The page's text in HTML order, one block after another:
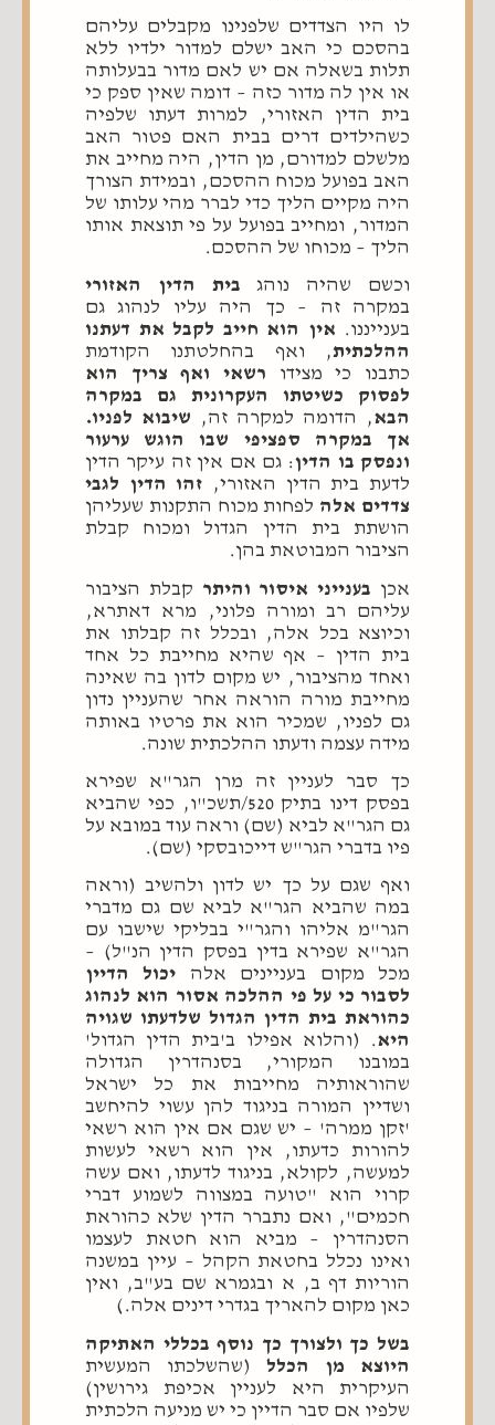
לו היו הצדדים שלפנינו מקבלים עליהם
בהסכם כי האב ישלם למדור ילדיו ללא
תלות בשאלה אם יש לאם מדור בבעלותה
או אין לה מדור כזה – דומה שאין ספק כי
בית הדין האזורי, למרות דעתו שלפיה
כשהילדים דרים בבית האם פטור האב
מלשלם למדורם, מן הדין, היה מחייב את
האב בפועל מכוח ההסכם, ובמידת הצורך
היה מקיים הליך כדי לברר מהי עלותו של
המדור, ומחייב בפועל על פי תוצאת אותו
הליך – מכוחו של ההסכם.
וכשם שהיה נוהג בית הדין האזורי
במקרה זה – כך היה עליו לנהוג גם
בענייננו. אין הוא חייב לקבל את דעתנו
ההלכתית, ואף בהחלטתנו הקודמת
כתבנו כי מצידו רשאי ואף צריך הוא
לפסוק כשיטתו העקרונית גם במקרה
הבא, הדומה למקרה זה, שיבוא לפניו.
אך במקרה ספציפי שבו הוגש ערעור
ונפסק בו הדין: גם אם אין זה עיקר הדין
לדעת בית הדין האזורי, זהו הדין לגבי
צדדים אלה לפחות מכוח התקנות שעליהן
הושתת בית הדין הגדול ומכוח קבלת
הציבור המבוטאת בהן.
אכן בענייני איסור והיתר קבלת הציבור
עליהם רב ומורה פלוני, מרא דאתרא,
וכיוצא בכל אלה, ובכלל זה קבלתו את
בית הדין – אף שהיא מחייבת כל אחד
ואחד מהציבור, יש מקום לדון בה שאינה
מחייבת מורה הוראה אחר שהעניין נדון
גם לפניו, שמכיר הוא את פרטיו באותה
מידה עצמה ודעתו ההלכתית שונה.
כך סבר לעניין זה מרן הגר"א שפירא
בפסק דינו בתיק 520/תשכ"ו, כפי שהביא
גם הגר"א לביא (שם) וראה עוד במובא על
פיו בדברי הגר"ש דייכובסקי (שם).
ואף שגם על כך יש לדון ולהשיב (וראה
במה שהביא הגר"א לביא שם גם מדברי
הגר"מ אליהו והגר"י בבליקי שישבו עם
הגר"א שפירא בדין בפסק הדין הנ"ל) –
מכל מקום בעניינים אלה יכול הדיין
לסבור כי על פי ההלכה אסור הוא לנהוג
כהוראת בית הדין הגדול שלדעתו שגויה
היא. (והלוא אפילו ב'בית הדין הגדול'
במובנו המקורי, בסנהדרין הגדולה
שהוראותיה מחייבות את כל ישראל
ושדיין המורה בניגוד להן עשוי להיחשב
'זקן ממרה' – יש שגם אם אין הוא רשאי
להורות כדעתו, אין הוא רשאי לעשות
למעשה, לקולא, בניגוד לדעתו, ואם עשה
קרוי הוא "טועה במצווה לשמוע דברי
חכמים", ואם נתברר הדין שלא כהוראת
הסנהדרין – מביא הוא חטאת לעצמו
ואינו נכלל בחטאת הקהל – עיין במשנה
הוריות דף ב, א ובגמרא שם בע"ב, ואין
כאן מקום להאריך בגדרי דינים אלה.)
בשל כך ולצורך כך נוסף בכללי האתיקה
היוצא מן הכלל (שהשלכתו המעשית
העיקרית היא לעניין אכיפת גירושין)
שלפיו אם סבר הדיין כי יש מניעה הלכתית